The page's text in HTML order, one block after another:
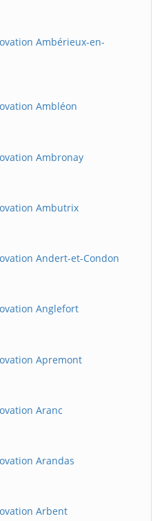
Ambérieux-en-
Ambléon
Ambronay
Ambutrix
Andert-et-Condon
Anglefort
Apremont
Aranc
Arandas
Arbent